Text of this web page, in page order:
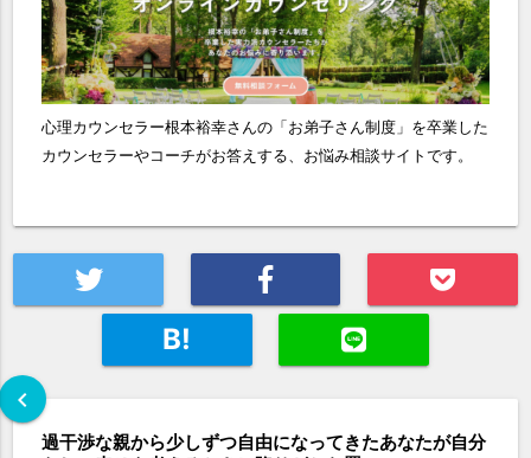
心理カウンセラー根本裕幸さんの「お弟子さん制度」を卒業した
カウンセラーやコーチがお答えする、お悩み相談サイトです。
B!
chevron_left
過干渉な親から少しずつ自由になってきたあなたが自分